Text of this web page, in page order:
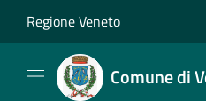
Regione Veneto
Comune di